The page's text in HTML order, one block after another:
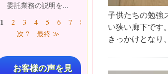
子供たちの勉強
い狭い廊下です
きっかけとなり
委託業務の説明を...
ページ
1 2 3 4 5 6 7 8
次 ?
最終 ≫
お客様の声を見